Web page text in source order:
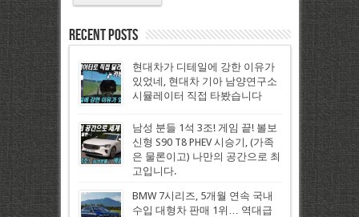
Recent Posts
현대차가 디테일에 강한 이유가
있었네, 현대차 기아 남양연구소
시뮬레이터 직접 타봤습니다
남성 분들 1석 3조! 게임 끝! 볼보
신형 S90 T8 PHEV 시승기, (가족
은 물론이고) 나만의 공간으로 최
고입니다.
BMW 7시리즈, 5개월 연속 국내
수입 대형차 판매 1위… 역대급